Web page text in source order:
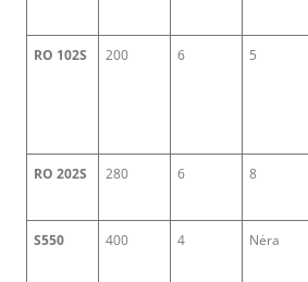
RO 102S 200 6 5
RO 202S 280 6 8
S550 400 4 Nėra